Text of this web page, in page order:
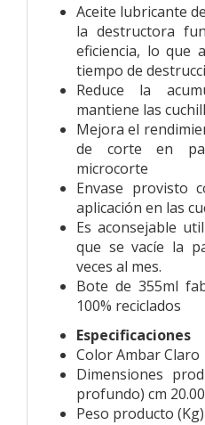
Aceite lubricante
la destructora
eficiencia, lo que
tiempo de
Reduce la
mantiene las
Mejora el
de corte en
microcorte
Envase provisto
aplicación en las
Es aconsejable
que se vacíe la
veces al mes.
Bote de 355ml
100% reciclados
Especificaciones
Color Ambar Claro
Dimensiones
profundo) cm
Peso producto